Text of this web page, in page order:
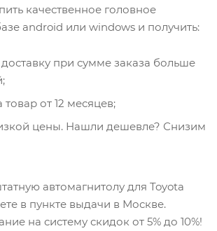
качественное головное
android или windows и получить:
при сумме заказа больше
от 12 месяцев;
цены. Нашли дешевле? Снизим
автомагнитолу для Toyota
в пункте выдачи в Москве.
на систему скидок от 5% до 10%!